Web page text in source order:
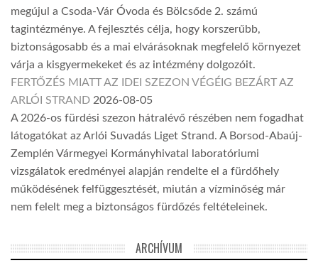
megújul a Csoda-Vár Óvoda és Bölcsőde 2. számú
tagintézménye. A fejlesztés célja, hogy korszerűbb,
biztonságosabb és a mai elvárásoknak megfelelő környezet
várja a kisgyermekeket és az intézmény dolgozóit.
FERTŐZÉS MIATT AZ IDEI SZEZON VÉGÉIG BEZÁRT AZ
ARLÓI STRAND 2026-08-05
A 2026-os fürdési szezon hátralévő részében nem fogadhat
látogatókat az Arlói Suvadás Liget Strand. A Borsod-Abaúj-
Zemplén Vármegyei Kormányhivatal laboratóriumi
vizsgálatok eredményei alapján rendelte el a fürdőhely
működésének felfüggesztését, miután a vízminőség már
nem felelt meg a biztonságos fürdőzés feltételeinek.
ARCHÍVUM